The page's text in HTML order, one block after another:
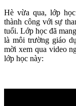
Hè vừa qua, lớp
thành công với sự
tuổi. Lớp học đã
là môi trường giáo
mời xem qua video
lớp học này: